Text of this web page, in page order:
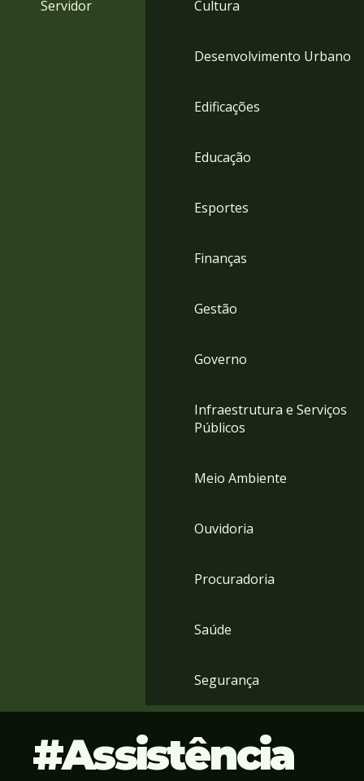
Servidor Cultura
Desenvolvimento Urbano
Edificações
Educação
Esportes
Finanças
Gestão
Governo
Infraestrutura e Serviços
Públicos
Meio Ambiente
Ouvidoria
Procuradoria
Saúde
Segurança
Assistência